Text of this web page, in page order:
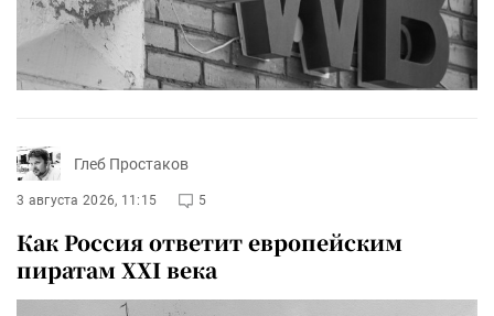
Глеб Простаков
3 августа 2026, 11:15 5
Как Россия ответит европейским
пиратам XXI века